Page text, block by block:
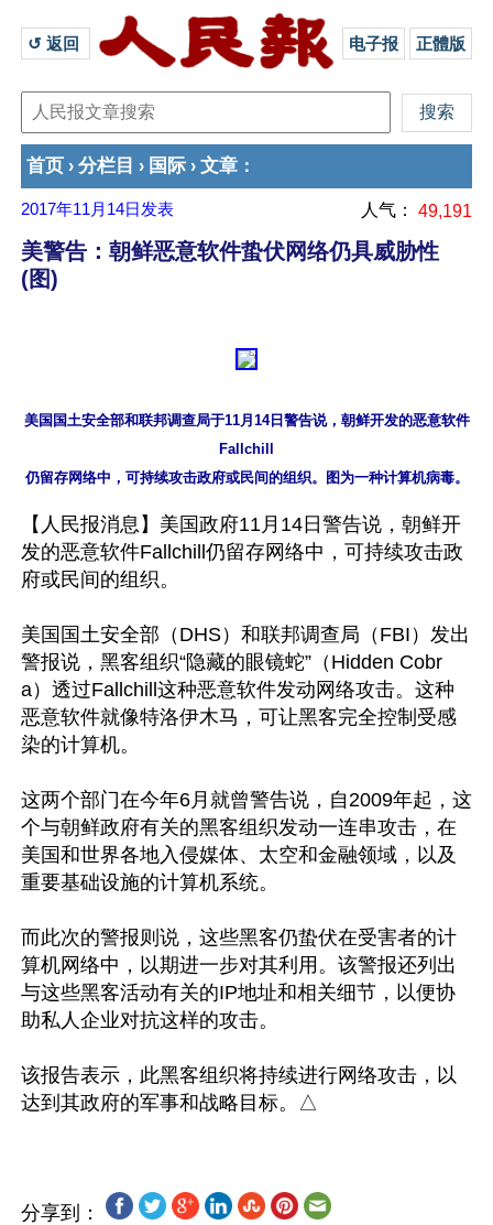
↺ 返回 电子报 正體版
首页 › 分栏目 › 国际 › 文章 ：
2017年11月14日 发表 人气： 49,191
美警告：朝鲜恶意软件蛰伏网络仍具威胁性
(图)
美国国土安全部和联邦调查局于11月14日警告说，朝鲜开发的恶意软件
Fallchill
【人民报消息】美国政府11月14日警告说，朝鲜开
发的恶意软件Fallchill仍留存网络中，可持续攻击政
府或民间的组织。
美国国土安全部（DHS）和联邦调查局（FBI）发出
警报说，黑客组织“隐藏的眼镜蛇”（Hidden Cobr
a）透过Fallchill这种恶意软件发动网络攻击。这种
恶意软件就像特洛伊木马，可让黑客完全控制受感
染的计算机。
这两个部门在今年6月就曾警告说，自2009年起，这
个与朝鲜政府有关的黑客组织发动一连串攻击，在
美国和世界各地入侵媒体、太空和金融领域，以及
重要基础设施的计算机系统。
而此次的警报则说，这些黑客仍蛰伏在受害者的计
算机网络中，以期进一步对其利用。该警报还列出
与这些黑客活动有关的IP地址和相关细节，以便协
助私人企业对抗这样的攻击。
该报告表示，此黑客组织将持续进行网络攻击，以
分享到：